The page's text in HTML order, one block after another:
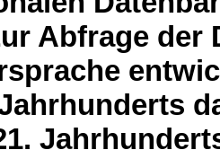
Abfrage der